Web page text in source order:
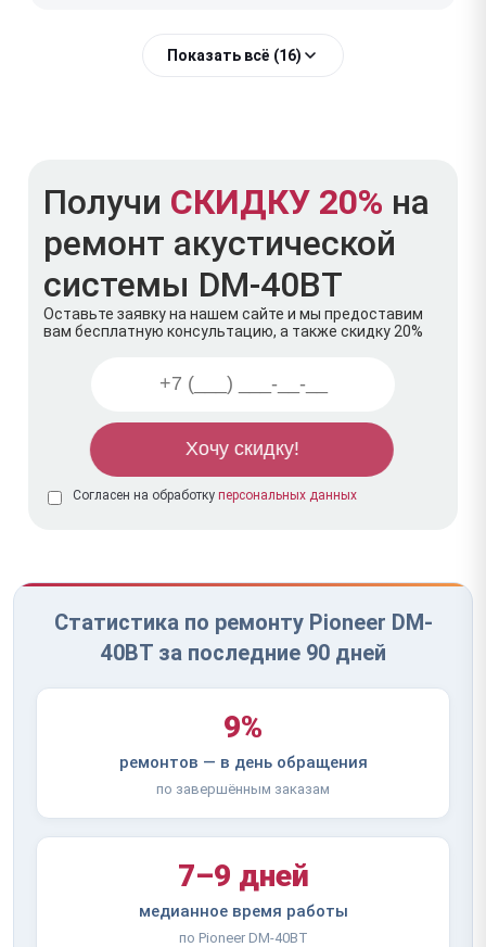
Показать всё (16)
Получи СКИДКУ 20% на
ремонт акустической
системы DM-40BT
Оставьте заявку на нашем сайте и мы предоставим
вам бесплатную консультацию, а также скидку 20%
Согласен на обработку персональных данных
Статистика по ремонту Pioneer DM-
40BT за последние 90 дней
9%
ремонтов — в день обращения
по завершённым заказам
7–9 дней
медианное время работы
по Pioneer DM-40BT